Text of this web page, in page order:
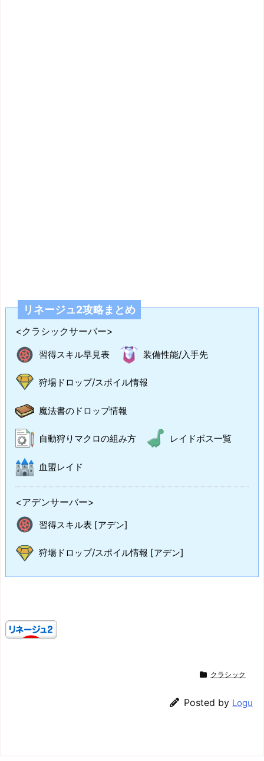
リネージュ2攻略まとめ
<クラシックサーバー>
習得スキル早見表 装備性能/入手先
狩場ドロップ/スポイル情報
魔法書のドロップ情報
自動狩りマクロの組み方 レイドボス一覧
血盟レイド
<アデンサーバー>
習得スキル表 [アデン]
狩場ドロップ/スポイル情報 [アデン]
クラシック
Posted by Logu